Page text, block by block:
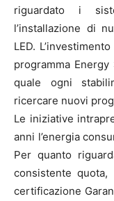
riguardato i
l’installazione di
LED.
programma Energy
quale ogni
ricercare nuovi
Le iniziative
anni l’energia
Per quanto
consistente
certificazione